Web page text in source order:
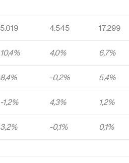
5.019 4.545 17.299
10,4% 4,0% 6,7%
8,4% -0,2% 5,4%
-1,2% 4,3% 1,2%
3,2% -0,1% 0,1%